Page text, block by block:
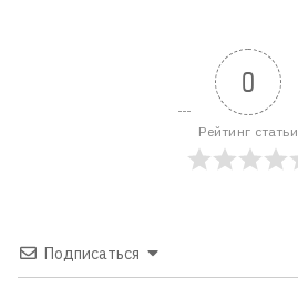
0
Рейтинг статьи
Подписаться